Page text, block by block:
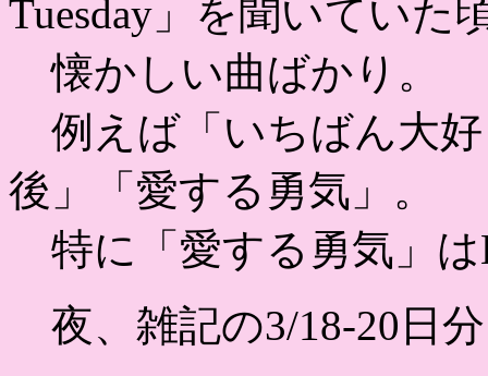
Tuesday」を聞いていた
懐かしい曲ばかり。
例えば「いちばん大
後」「愛する勇気」。
特に「愛する勇気」
夜、雑記の3/18-20日